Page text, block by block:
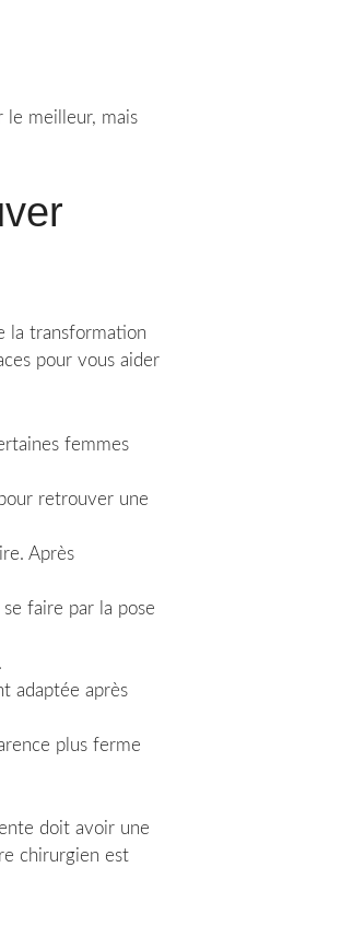
le meilleur, mais
la transformation
pour vous aider
femmes
retrouver une
Après
faire par la pose
adaptée après
plus ferme
doit avoir une
chirurgien est